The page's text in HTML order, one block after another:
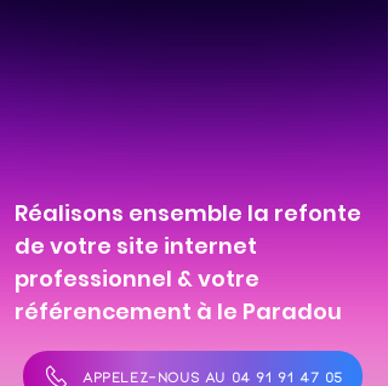
Réalisons ensemble la refonte
de votre site internet
professionnel & votre
référencement à le Paradou
APPELEZ-NOUS AU 04 91 91 47 05